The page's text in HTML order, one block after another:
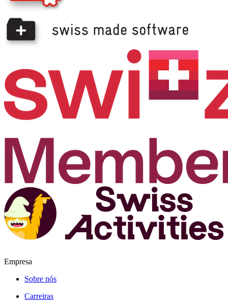
Empresa
Sobre nós
Carreiras